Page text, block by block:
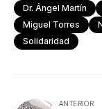
Dr. Ángel Martín
Miguel Torres
Solidaridad
ANTERIOR